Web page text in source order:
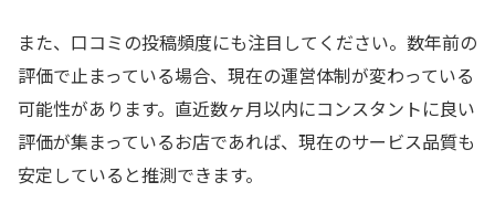
また、口コミの投稿頻度にも注目してください。数年前の
評価で止まっている場合、現在の運営体制が変わっている
可能性があります。直近数ヶ月以内にコンスタントに良い
評価が集まっているお店であれば、現在のサービス品質も
安定していると推測できます。